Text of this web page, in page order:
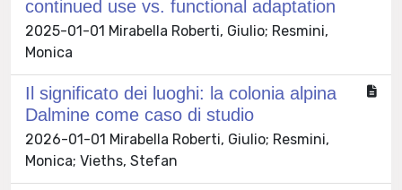
continued use vs. functional adaptation
2025-01-01 Mirabella Roberti, Giulio; Resmini,
Monica
Il significato dei luoghi: la colonia alpina
Dalmine come caso di studio
2026-01-01 Mirabella Roberti, Giulio; Resmini,
Monica; Vieths, Stefan